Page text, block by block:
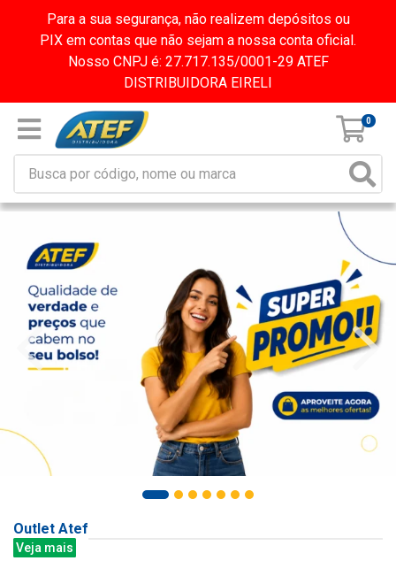
Para a sua segurança, não realizem depósitos ou
PIX em contas que não sejam a nossa conta oficial.
Nosso CNPJ é: 27.717.135/0001-29 ATEF
DISTRIBUIDORA EIRELI
0
Outlet Atef
Veja mais